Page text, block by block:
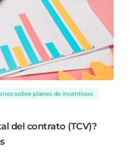
sobre planes de incentivos
del contrato (TCV)?